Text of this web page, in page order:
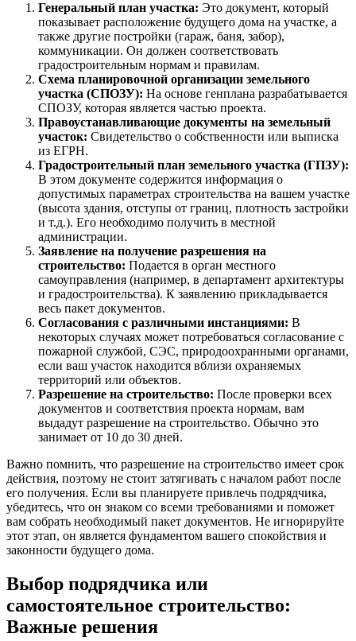
Генеральный план участка: Это документ, который
показывает расположение будущего дома на участке, а
также другие постройки (гараж, баня, забор),
коммуникации. Он должен соответствовать
градостроительным нормам и правилам.
Схема планировочной организации земельного
участка (СПОЗУ): На основе генплана разрабатывается
СПОЗУ, которая является частью проекта.
Правоустанавливающие документы на земельный
участок: Свидетельство о собственности или выписка
из ЕГРН.
Градостроительный план земельного участка (ГПЗУ):
В этом документе содержится информация о
допустимых параметрах строительства на вашем участке
(высота здания, отступы от границ, плотность застройки
и т.д.). Его необходимо получить в местной
администрации.
Заявление на получение разрешения на
строительство: Подается в орган местного
самоуправления (например, в департамент архитектуры
и градостроительства). К заявлению прикладывается
весь пакет документов.
Согласования с различными инстанциями: В
некоторых случаях может потребоваться согласование с
пожарной службой, СЭС, природоохранными органами,
если ваш участок находится вблизи охраняемых
территорий или объектов.
Разрешение на строительство: После проверки всех
документов и соответствия проекта нормам, вам
выдадут разрешение на строительство. Обычно это
занимает от 10 до 30 дней.
Важно помнить, что разрешение на строительство имеет срок
действия, поэтому не стоит затягивать с началом работ после
его получения. Если вы планируете привлечь подрядчика,
убедитесь, что он знаком со всеми требованиями и поможет
вам собрать необходимый пакет документов. Не игнорируйте
этот этап, он является фундаментом вашего спокойствия и
законности будущего дома.
Выбор подрядчика или
самостоятельное строительство:
Важные решения